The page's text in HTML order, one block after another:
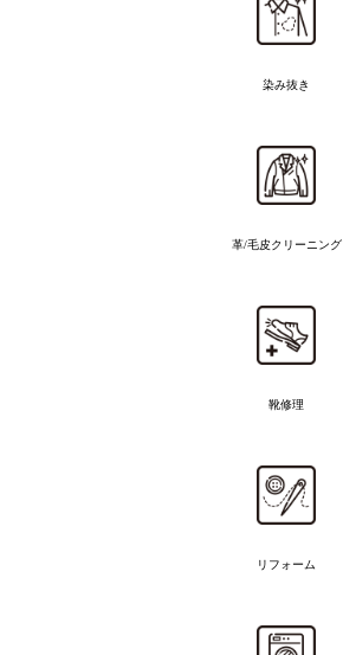
染み抜き
革/毛皮クリーニング
靴修理
リフォーム